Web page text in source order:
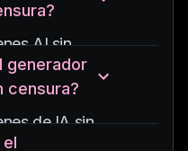
AI sin
avanzada
que crea
alta calidad sin
generador
censura?
de IA sin
modelos de